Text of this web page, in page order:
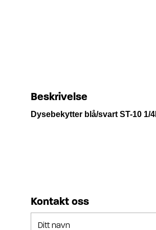
Beskrivelse
Dysebekytter blå/svart ST-10 1/
Kontakt oss
Ditt navn